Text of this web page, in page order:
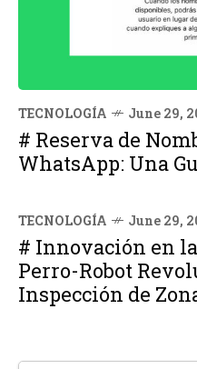
TECNOLOGÍA June 29,
# Reserva de
WhatsApp: Una
TECNOLOGÍA June 29,
# Innovación en
Perro-Robot
Inspección de